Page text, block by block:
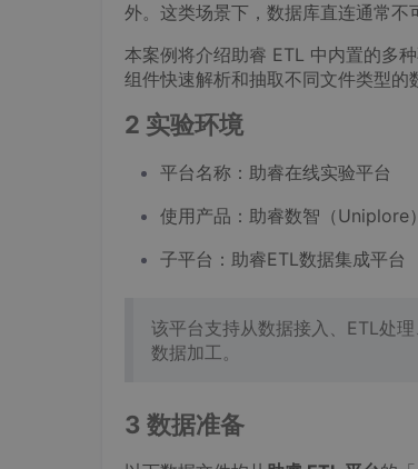
外。这类场景下，数据库直连通常不
本案例将介绍助睿 ETL 中内置的多
组件快速解析和抽取不同文件类型的
2 实验环境
平台名称：助睿在线实验平台
使用产品：助睿数智（Uniplore
子平台：助睿ETL数据集成平台
该平台支持从数据接入、ETL处
数据加工。
3 数据准备